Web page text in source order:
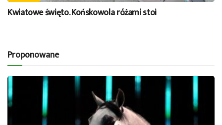
Kwiatowe święto. Końskowola różami stoi
Proponowane